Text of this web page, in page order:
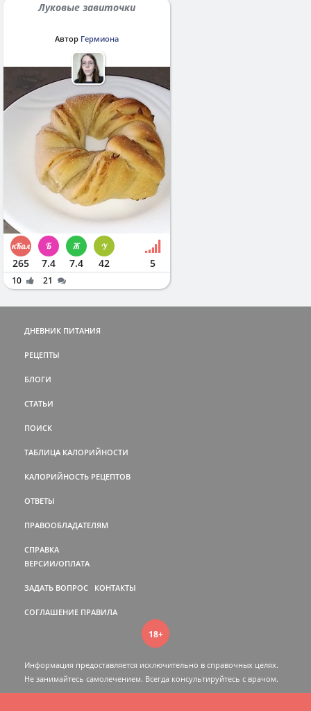
Луковые завиточки
Автор Гермиона
265 7.4 7.4 42 5
10 21
ДНЕВНИК ПИТАНИЯ
РЕЦЕПТЫ
БЛОГИ
СТАТЬИ
ПОИСК
ТАБЛИЦА КАЛОРИЙНОСТИ
КАЛОРИЙНОСТЬ РЕЦЕПТОВ
ОТВЕТЫ
ПРАВООБЛАДАТЕЛЯМ
СПРАВКА
ВЕРСИИ/ОПЛАТА
ЗАДАТЬ ВОПРОС КОНТАКТЫ
СОГЛАШЕНИЕ ПРАВИЛА
18+
Информация предоставляется исключительно в справочных целях.
Не занимайтесь самолечением. Всегда консультируйтесь c врачом.